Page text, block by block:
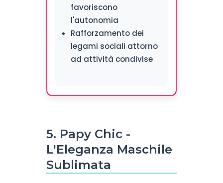
favoriscono
l'autonomia
Rafforzamento dei
legami sociali attorno
ad attività condivise
5. Papy Chic -
L'Eleganza Maschile
Sublimata